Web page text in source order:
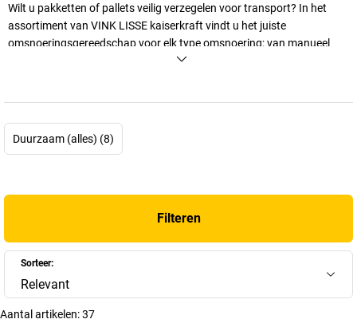
Wilt u pakketten of pallets veilig verzegelen voor transport? In het
assortiment van VINK LISSE kaiserkraft vindt u het juiste
omsnoeringsgereedschap voor elk type omsnoering; van manueel
spanapparaat tot omsnoeringsgereedschap met oplaadbare
Duurzaam (alles) (8)
Filteren
Sorteer:
Relevant
Aantal artikelen:37